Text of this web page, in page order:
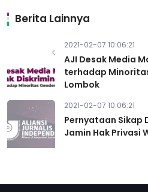
Berita Lainnya
2021-02-07 10:06:21
AJI Desak Media
terhadap
Lombok
2021-02-07 10:06:21
Pernyataan Sikap
Jamin Hak Privasi